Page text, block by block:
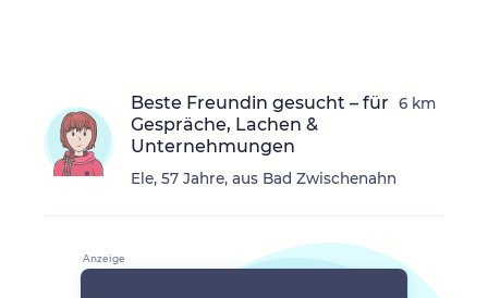
Beste Freundin gesucht – für
Gespräche, Lachen &
Unternehmungen
Ele, 57 Jahre, aus Bad Zwischenahn
6 km